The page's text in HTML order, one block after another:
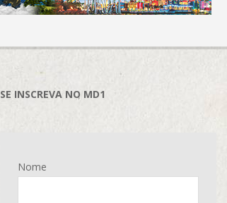
SE INSCREVA NO MD1
Nome